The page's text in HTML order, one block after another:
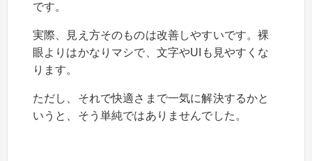
です。
実際、見え方そのものは改善しやすいです。裸
眼よりはかなりマシで、文字やUIも見やすくな
ります。
ただし、それで快適さまで一気に解決するかと
いうと、そう単純ではありませんでした。